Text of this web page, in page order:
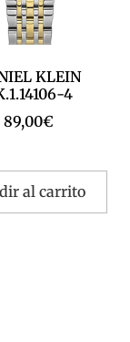
KLEIN
4
89,00€
al carrito